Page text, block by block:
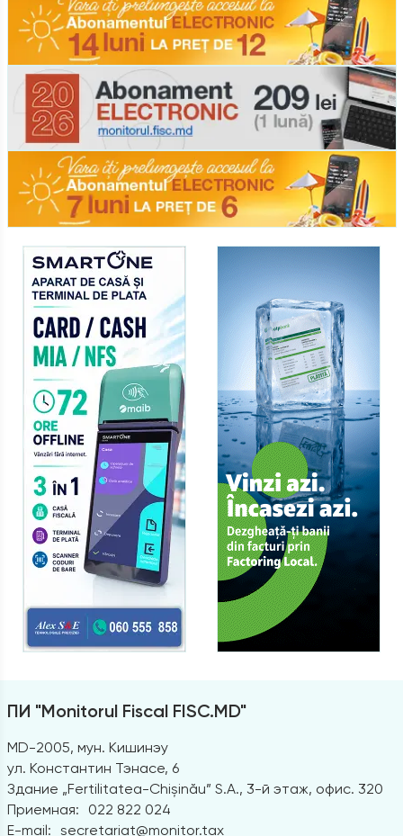
ПИ "Monitorul Fiscal FISC.MD"
MD-2005, мун. Кишинэу
ул. Константин Тэнасе, 6
Здание „Fertilitatea-Chișinău” S.A., 3-й этаж, офис. 320
Приемная:
022 822 024
E-mail: secretariat@monitor.tax